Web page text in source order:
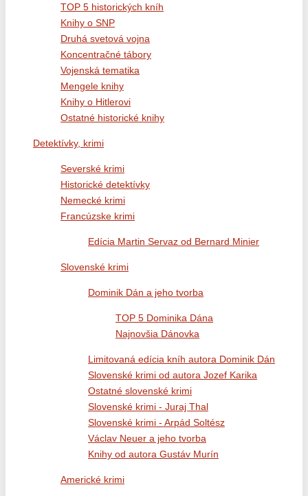
TOP 5 historických kníh
Knihy o SNP
Druhá svetová vojna
Koncentračné tábory
Vojenská tematika
Mengele knihy
Knihy o Hitlerovi
Ostatné historické knihy
Detektívky, krimi
Severské krimi
Historické detektívky
Nemecké krimi
Francúzske krimi
Edícia Martin Servaz od Bernard Minier
Slovenské krimi
Dominik Dán a jeho tvorba
TOP 5 Dominika Dána
Najnovšia Dánovka
Limitovaná edícia kníh autora Dominik Dán
Slovenské krimi od autora Jozef Karika
Ostatné slovenské krimi
Slovenské krimi - Juraj Thal
Slovenské krimi - Arpád Soltész
Václav Neuer a jeho tvorba
Knihy od autora Gustáv Murín
Americké krimi